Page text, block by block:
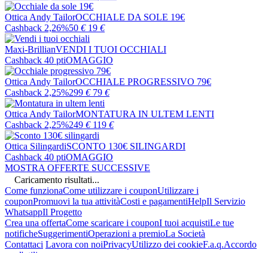
Ottica Andy TailorOCCHIALE DA SOLE 19€
Cashback 2,26%50 € 19 €
Maxi-BrillianVENDI I TUOI OCCHIALI
Cashback 40 ptiOMAGGIO
Ottica Andy TailorOCCHIALE PROGRESSIVO 79€
Cashback 2,25%299 € 79 €
Ottica Andy TailorMONTATURA IN ULTEM LENTI
Cashback 2,25%249 € 119 €
Ottica SilingardiSCONTO 130€ SILINGARDI
Cashback 40 ptiOMAGGIO
MOSTRA OFFERTE SUCCESSIVE
Caricamento risultati...
Come funzionaCome utilizzare i couponUtilizzare i
couponPromuovi la tua attivitàCosti e pagamentiHelpIl Servizio
WhatsappIl Progetto
Crea una offertaCome scaricare i couponI tuoi acquistiLe tue
notificheSuggerimentiOperazioni a premioLa Società
Contattaci Lavora con noiPrivacyUtilizzo dei cookieF.a.q.Accordo